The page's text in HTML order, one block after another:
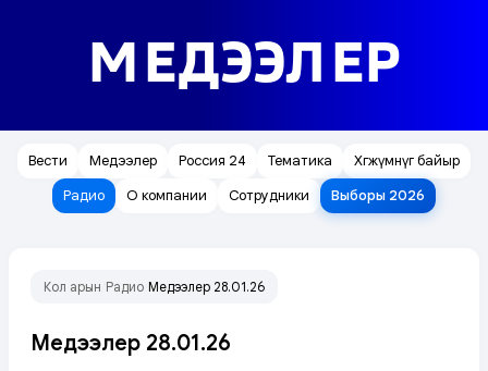
МЕДЭЭЛЕР
Вести Медээлер Россия 24 Тематика
Хөгжүмнүг байыр
Радио
О компании Сотрудники Выборы 2026
Кол арын Радио Медээлер 28.01.26
Медээлер 28.01.26